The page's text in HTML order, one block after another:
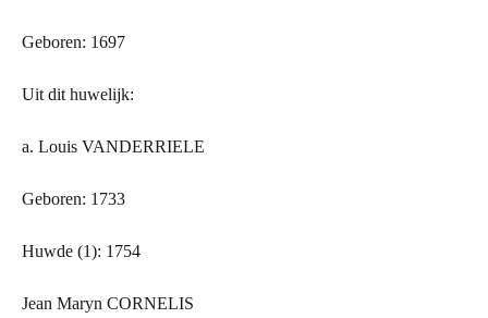
Geboren: 1697
Uit dit huwelijk:
a. Louis VANDERRIELE
Geboren: 1733
Huwde (1): 1754
Jean Maryn CORNELIS